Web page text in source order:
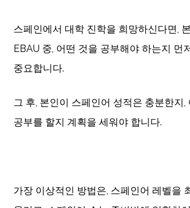
스페인에서 대학 진학을 희망하신다면,
EBAU 중, 어떤 것을 공부해야 하는지 먼
중요합니다.
그 후, 본인이 스페인어 성적은 충분한지,
공부를 할지 계획을 세워야 합니다.
가장 이상적인 방법은, 스페인어 레벨을